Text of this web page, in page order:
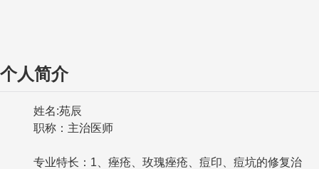
个人简介
姓名:苑辰
职称：主治医师
专业特长：1、痤疮、玫瑰痤疮、痘印、痘坑的修复治